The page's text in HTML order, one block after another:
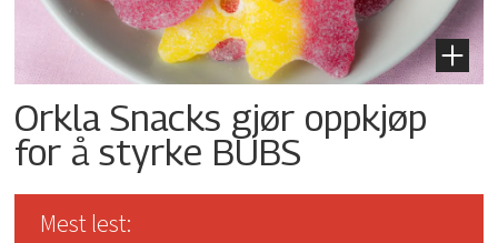
Orkla Snacks gjør oppkjøp
for å styrke BUBS
Mest lest: